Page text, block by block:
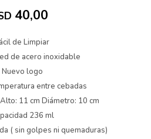
40,00
de Limpiar
de acero inoxidable
Nuevo logo
entre cebadas
11 cm Diámetro: 10 cm
236 ml
( sin golpes ni quemaduras)